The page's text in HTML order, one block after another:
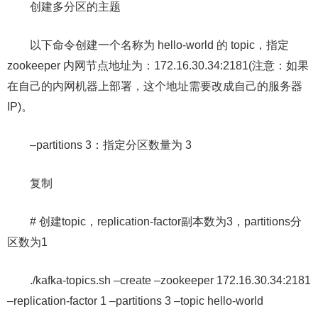
创建多分区的主题
以下命令创建一个名称为 hello-world 的 topic，指定
zookeeper 内网节点地址为：172.16.30.34:2181(注意：如果
在自己的内网机器上部署，这个地址需要改成自己的服务器
IP)。
–partitions 3：指定分区数量为 3
复制
# 创建topic，replication-factor副本数为3，partitions分
区数为1
./kafka-topics.sh –create –zookeeper 172.16.30.34:2181
–replication-factor 1 –partitions 3 –topic hello-world